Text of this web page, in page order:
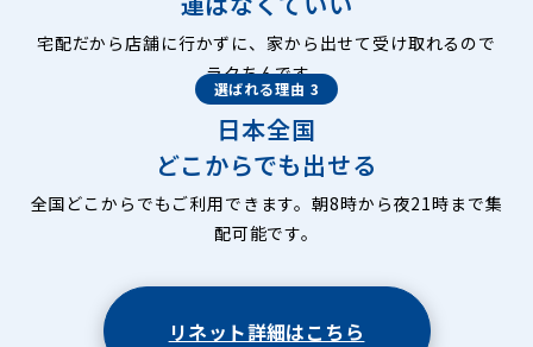
宅配だから店舗に行かずに、家から出せて受け取れるので
ラクちんです。
選ばれる理由 3
日本全国
どこからでも出せる
全国どこからでもご利用できます。朝8時から夜21時まで集
配可能です。
リネット詳細はこちら